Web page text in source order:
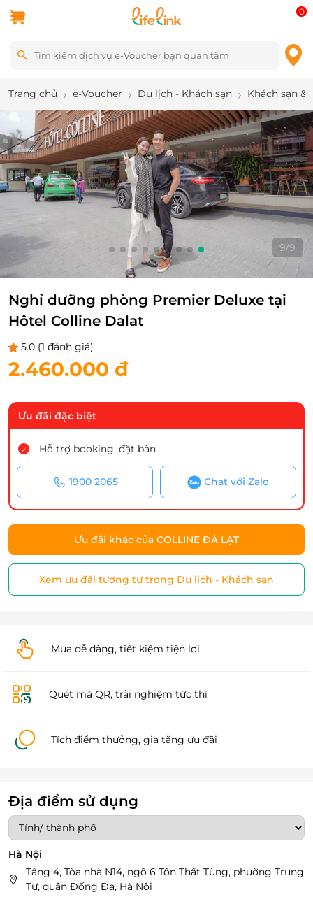
0
Trang chủ e-Voucher Du lịch - Khách sạn Khách sạn &
9/9
Nghỉ dưỡng phòng Premier Deluxe tại
Hôtel Colline Dalat
5.0 (1 đánh giá)
2.460.000 đ
Ưu đãi đặc biệt
Hỗ trợ booking, đặt bàn
1900 2065 Chat với Zalo
Ưu đãi khác của COLLINE ĐÀ LẠT
Xem ưu đãi tương tự trong Du lịch - Khách sạn
Mua dễ dàng, tiết kiệm tiện lợi
Quét mã QR, trải nghiệm tức thì
Tích điểm thưởng, gia tăng ưu đãi
Địa điểm sử dụng
Hà Nội
Tầng 4, Tòa nhà N14, ngõ 6 Tôn Thất Tùng, phường Trung
Tự, quận Đống Đa, Hà Nội